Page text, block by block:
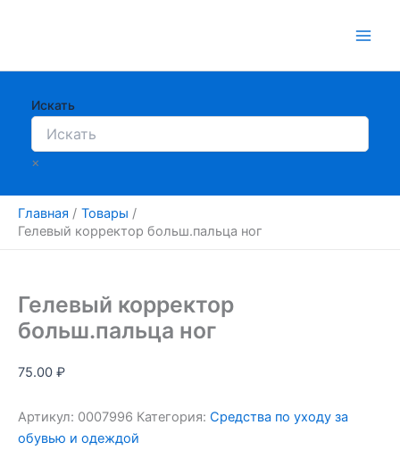
Искать
×
Главная
Товары
Гелевый корректор больш.пальца ног
Гелевый корректор
больш.пальца ног
75.00 ₽
Артикул: 0007996 Категория: Средства по уходу за
обувью и одеждой